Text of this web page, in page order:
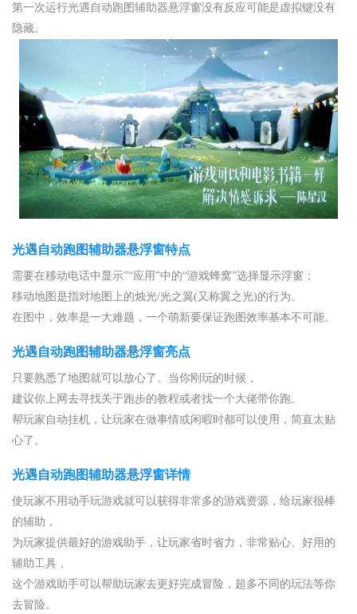
第一次运行光遇自动跑图辅助器悬浮窗没有反应可能是虚拟键没有
隐藏。
光遇自动跑图辅助器悬浮窗特点
需要在移动电话中显示”“应用”中的“游戏蜂窝”选择显示浮窗；
移动地图是指对地图上的烛光/光之翼(又称翼之光)的行为。
在图中，效率是一大难题，一个萌新要保证跑图效率基本不可能。
光遇自动跑图辅助器悬浮窗亮点
只要熟悉了地图就可以放心了。当你刚玩的时候，
建议你上网去寻找关于跑步的教程或者找一个大佬带你跑。
帮玩家自动挂机，让玩家在做事情或闲暇时都可以使用，简直太贴
心了。
光遇自动跑图辅助器悬浮窗详情
使玩家不用动手玩游戏就可以获得非常多的游戏资源，给玩家很棒
的辅助，
为玩家提供最好的游戏助手，让玩家省时省力，非常贴心、好用的
辅助工具，
这个游戏助手可以帮助玩家去更好完成冒险，超多不同的玩法等你
去冒险。